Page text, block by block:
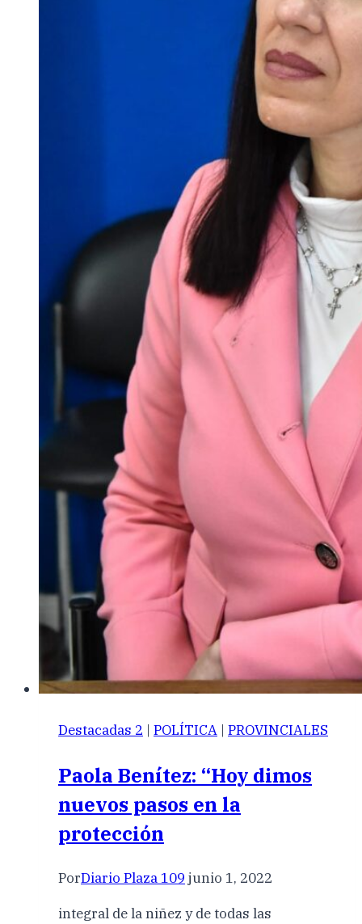
Destacadas 2 | POLÍTICA | PROVINCIALES
Paola Benítez: “Hoy dimos
nuevos pasos en la
protección
PorDiario Plaza 109 junio 1, 2022
integral de la niñez y de todas las